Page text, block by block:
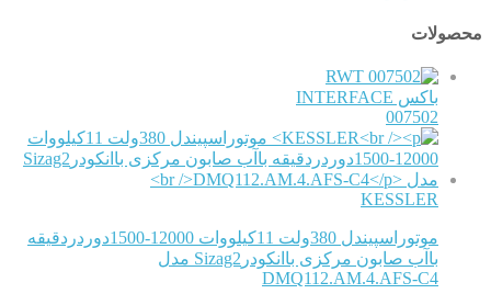
محصولات
RWT
باکس INTERFACE
007502
KESSLER
موتوراسپیندل 380ولت 11کیلووات 12000-1500دوردردقیقه
باآب صابون مرکزی باانکودرSizag2 مدل
DMQ112.AM.4.AFS-C4